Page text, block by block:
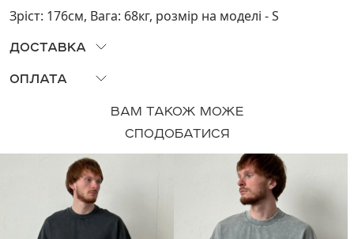
Зріст: 176см, Вага: 68кг, розмір на моделi - S
ДОСТАВКА
по Україні «Новою Поштою». Доставка за тарифами
НП. Відправка відбудеться протягом трьох робочих
днів, якщо товар в наявності. Попереджаємо, що
замовлення буде зберігатись на пошті 5 днів, після
воно автоматично повернеться до нас.
ОПЛАТА
наступними способами:
◦ карткою Visa і MasterCard;
◦ ApplePay;
◦ Оплата при отриманні.
ВАМ ТАКОЖ МОЖЕ
СПОДОБАТИСЯ